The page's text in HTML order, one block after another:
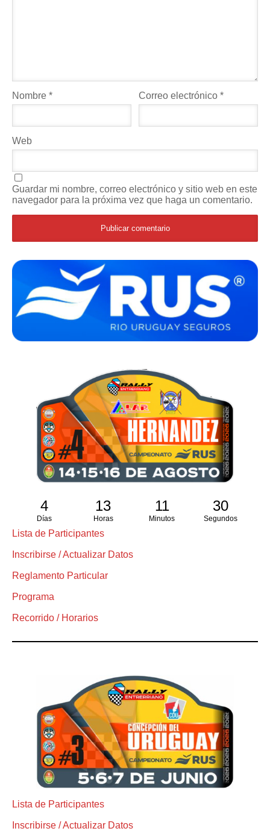
Nombre * Correo electrónico*
Web
Guardar mi nombre, correo electrónico y sitio web en este
navegador para la próxima vez que haga un comentario.
4
Días
13
Horas
11
Minutos
29
Segundos
Lista de Participantes
Inscribirse / Actualizar Datos
Reglamento Particular
Programa
Recorrido / Horarios
Lista de Participantes
Inscribirse / Actualizar Datos